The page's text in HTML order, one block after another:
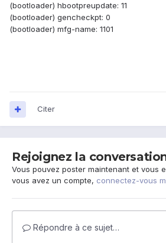
(bootloader) hbootpreupdate: 11
(bootloader) gencheckpt: 0
(bootloader) mfg-name: 1101
Citer
Rejoignez la
Vous pouvez poster maintenant et vous
vous avez un compte, connectez-vous
Répondre à ce sujet…